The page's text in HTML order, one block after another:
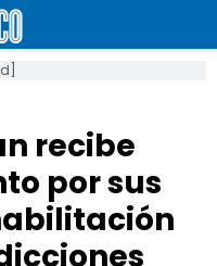
recibe
por sus